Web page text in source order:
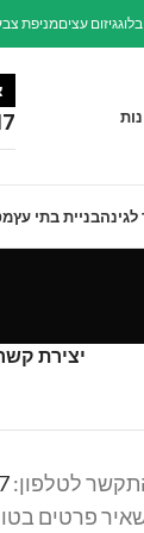
בלוגגיזום עציםמניפת
לגינהבניית בתי עץ
יצירת
לטלפון:
פרטים